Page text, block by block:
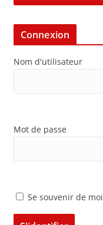
Connexion
Nom d'utilisateur
Mot de passe
Se souvenir de moi